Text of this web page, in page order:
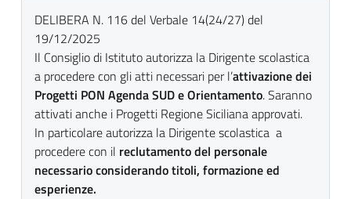
DELIBERA N. 116 del Verbale 14(24/27) del
19/12/2025
Il Consiglio di Istituto autorizza la Dirigente scolastica
a procedere con gli atti necessari per l’attivazione dei
Progetti PON Agenda SUD e Orientamento. Saranno
attivati anche i Progetti Regione Siciliana approvati.
In particolare autorizza la Dirigente scolastica a
procedere con il reclutamento del personale
necessario considerando titoli, formazione ed
esperienze.